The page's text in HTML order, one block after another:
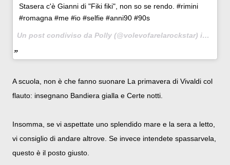
Stasera c'è Gianni di "Fiki fiki", non so se rendo. #rimini
#romagna #me #io #selfie #anni90 #90s
Un post condiviso da Polly (@volevofarelarockstar) in data:
A scuola, non è che fanno suonare La primavera di Vivaldi col
flauto: insegnano Bandiera gialla e Certe notti.
Insomma, se vi aspettate uno splendido mare e la sera a letto,
vi consiglio di andare altrove. Se invece intendete spassarvela,
questo è il posto giusto.